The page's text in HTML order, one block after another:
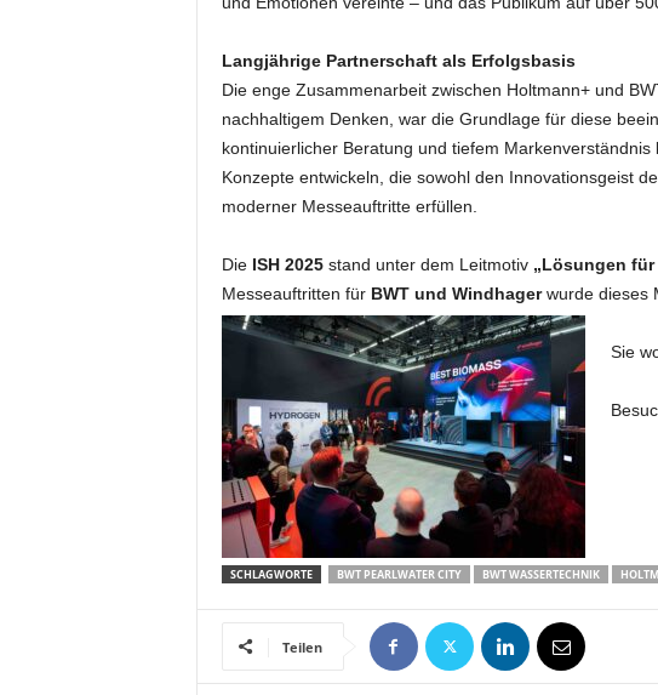
Langjährige Partnerschaft als Erfolgsbasis
Die enge Zusammenarbeit zwischen Holtmann+ und
nachhaltigem Denken, war die Grundlage für diese
kontinuierlicher Beratung und tiefem
Konzepte entwickeln, die sowohl den Innovationsgeist
moderner Messeauftritte erfüllen.
Die ISH 2025stand unter dem Leitmotiv „Lösungen
Messeauftritten für BWT und Windhagerwurde dieses
Sie
SCHLAGWORTE BWT PEARLWATER CITY BWT WASSERTECHNIK
Teilen